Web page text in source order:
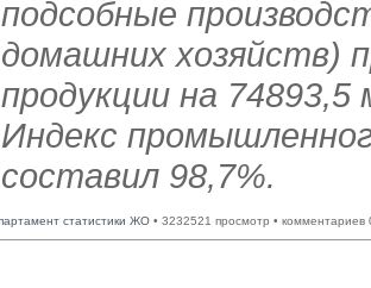
подсобные
домашних хозяйств)
продукции на 74893,5
Индекс
составил 98,7%.
статистики ЖО • 3232521 просмотр • комментариев